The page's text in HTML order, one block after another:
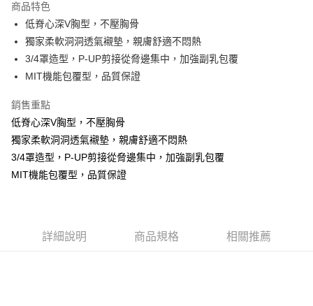
Apple Pay
街口支付
悠遊付
ATM付款
貨到付款
運送方式
全家取貨付款
每筆NT$70，滿NT$799(含以上)免運費
商品特色
低脊心深V胸型，不壓胸骨
獨家柔軟洞洞透氣襯墊，親膚舒適不悶熱
3/4罩造型，P-UP剪接從脅邊集中，加強副乳包覆
MIT機能包覆型，品質保證
銷售重點
低脊心深V胸型，不壓胸骨
獨家柔軟洞洞透氣襯墊，親膚舒適不悶熱
3/4罩造型，P-UP剪接從脅邊集中，加強副乳包覆
MIT機能包覆型，品質保證
詳細說明 商品規格 相關推薦